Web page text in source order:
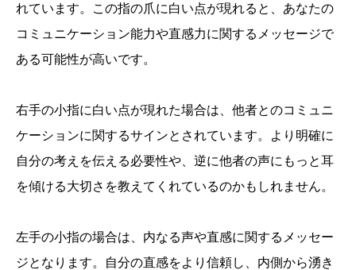
れています。この指の爪に白い点が現れると、あなたの
コミュニケーション能力や直感力に関するメッセージで
ある可能性が高いです。
右手の小指に白い点が現れた場合は、他者とのコミュニ
ケーションに関するサインとされています。より明確に
自分の考えを伝える必要性や、逆に他者の声にもっと耳
を傾ける大切さを教えてくれているのかもしれません。
左手の小指の場合は、内なる声や直感に関するメッセー
ジとなります。自分の直感をより信頼し、内側から湧き